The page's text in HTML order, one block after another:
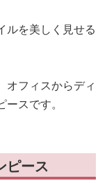
ルを美しく見せる
オフィスからディ
スです。
ピース